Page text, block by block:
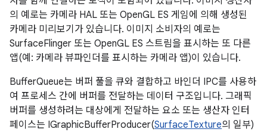
의 예로는 카메라 HAL 또는 OpenGL ES 게임에 의해 생성된
카메라 미리보기가 있습니다. 이미지 소비자의 예로는
SurfaceFlinger 또는 OpenGL ES 스트림을 표시하는 또 다른
앱(예: 카메라 뷰파인더를 표시하는 카메라 앱)이 있습니다.
BufferQueue는 버퍼 풀을 큐와 결합하고 바인더 IPC를 사용하
여 프로세스 간에 버퍼를 전달하는 데이터 구조입니다. 그래픽
버퍼를 생성하려는 대상에게 전달하는 요소 또는 생산자 인터
페이스는 IGraphicBufferProducer(SurfaceTexture의 일부)